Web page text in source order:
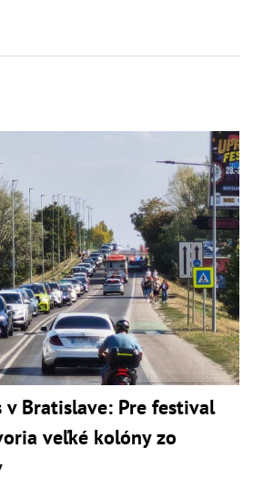
v Bratislave: Pre festival
veľké kolóny zo